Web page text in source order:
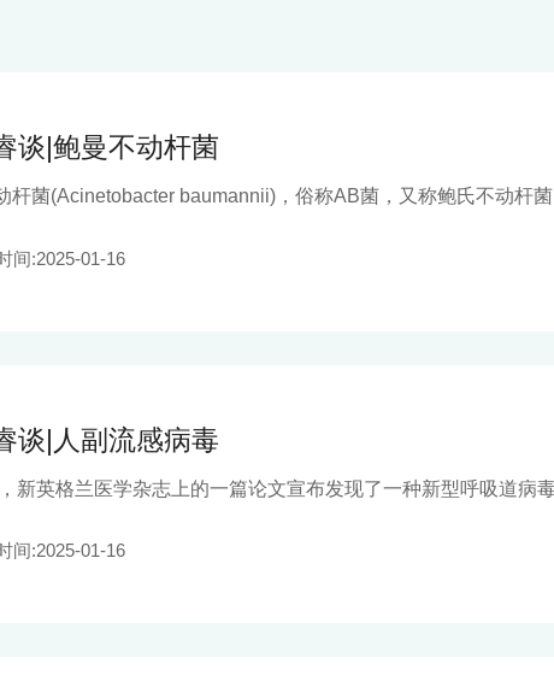
谈|鲍曼不动杆菌
杆菌(Acinetobacter baumannii)，俗称AB菌，又称鲍氏不动杆
间:2025-01-16
谈|人副流感病毒
新英格兰医学杂志上的一篇论文宣布发现了一种新型呼吸道病
间:2025-01-16